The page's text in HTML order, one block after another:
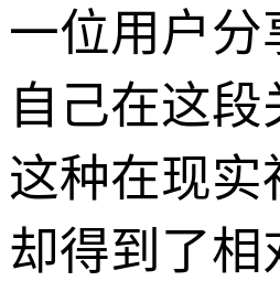
一位用户
自己在这
这种在现实
却得到了